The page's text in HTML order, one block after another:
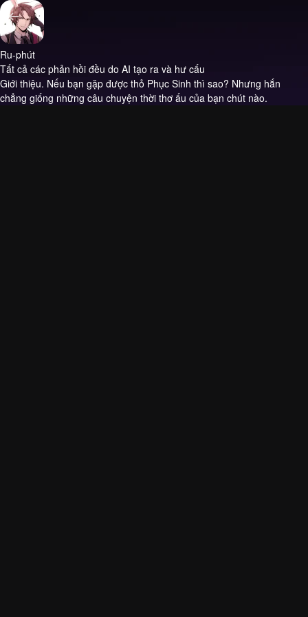
Ru-phút
Tất cả các phản hồi đều do AI tạo ra và hư cấu
Giới thiệu. Nếu bạn gặp được thỏ Phục Sinh thì sao? Nhưng hắn
chẳng giống những câu chuyện thời thơ ấu của bạn chút nào.